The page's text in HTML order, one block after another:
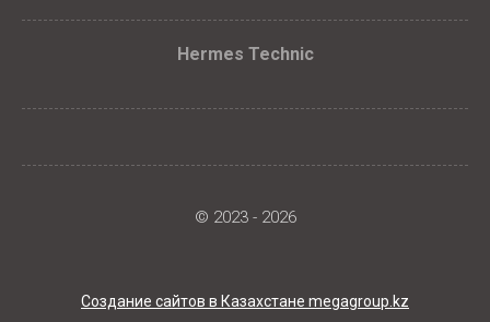
Hermes Technic
© 2023 - 2026
Создание сайтов в Казахстане megagroup.kz